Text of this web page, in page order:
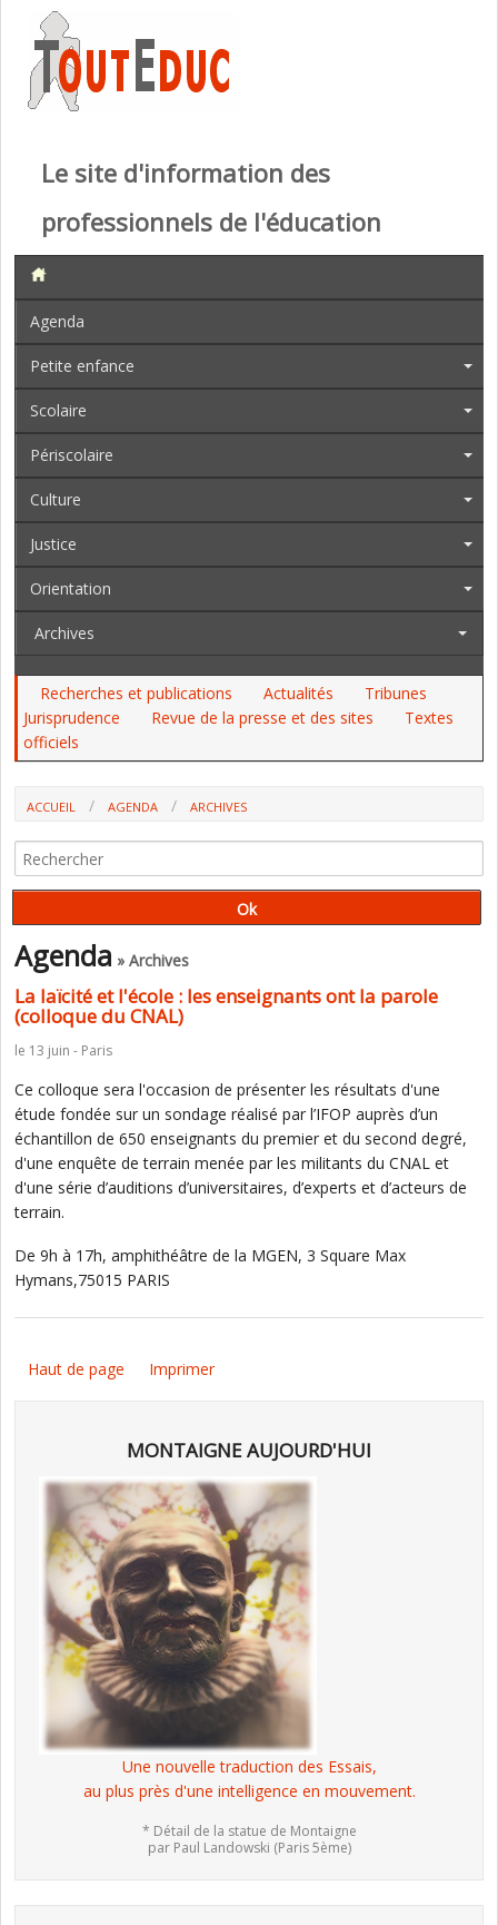
Le site d'information des
professionnels de l'éducation
Agenda
Petite enfance
Scolaire
Périscolaire
Culture
Justice
Orientation
Archives
Recherches et publications Actualités
Tribunes
Jurisprudence
Revue de la presse et des sites
Textes
officiels
ACCUEIL AGENDA
ARCHIVES
(COLLOQUE DU CNAL)
Agenda » Archives
La laïcité et l'école : les enseignants ont la parole
(colloque du CNAL)
le 13 juin - Paris
Ce colloque sera l'occasion de présenter les résultats d'une
étude fondée sur un sondage réalisé par l’IFOP auprès d’un
échantillon de 650 enseignants du premier et du second degré,
d'une enquête de terrain menée par les militants du CNAL et
d'une série d’auditions d’universitaires, d’experts et d’acteurs de
terrain.
De 9h à 17h, amphithéâtre de la MGEN, 3 Square Max
Hymans,75015 PARIS
Haut de page Imprimer
MONTAIGNE AUJOURD'HUI
Une nouvelle traduction des Essais,
au plus près d'une intelligence en mouvement.
* Détail de la statue de Montaigne
par Paul Landowski (Paris 5ème)